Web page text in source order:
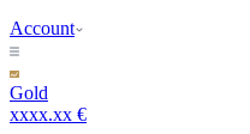
Account
Gold
xxxx.xx €